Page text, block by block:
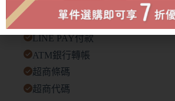
付款方式
超商取貨付款
LINE PAY付款
ATM銀行轉帳
超商條碼
超商代碼